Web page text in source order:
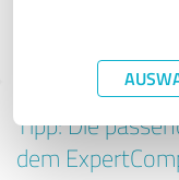
Tipp: Die
dem